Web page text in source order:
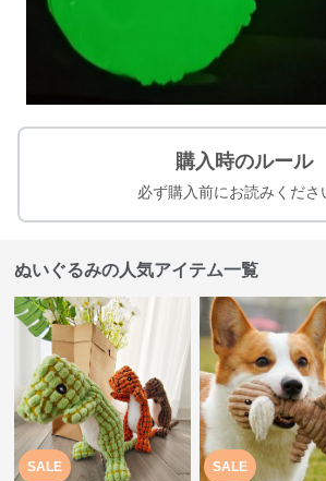
購入時のルール
必ず購入前にお読みくださ
ぬいぐるみの人気アイテム一覧
SALE SALE